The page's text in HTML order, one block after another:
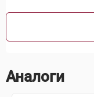
Аналоги